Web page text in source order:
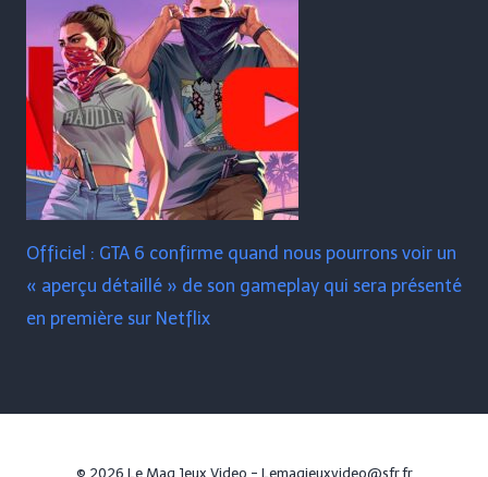
Officiel : GTA 6 confirme quand nous pourrons voir un
« aperçu détaillé » de son gameplay qui sera présenté
en première sur Netflix
© 2026 Le Mag Jeux Video - Lemagjeuxvideo@sfr.fr